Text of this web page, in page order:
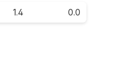
1.4 0.0